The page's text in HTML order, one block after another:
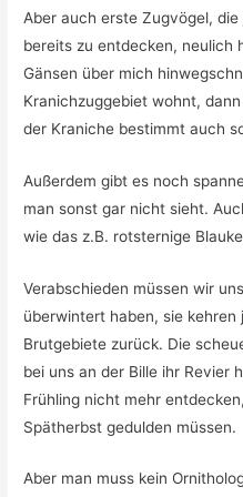
Aber auch erste Zugvögel,
bereits zu entdecken, neulich
Gänsen über mich
Kranichzuggebiet wohnt,
der Kraniche bestimmt auch
Außerdem gibt es noch
man sonst gar nicht sieht.
wie das z.B. rotsternige
Verabschieden müssen wir
überwintert haben, sie
Brutgebiete zurück. Die
bei uns an der Bille ihr Revier
Frühling nicht mehr
Spätherbst gedulden müssen.
Aber man muss kein